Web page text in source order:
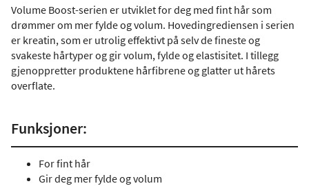
Volume Boost-serien er utviklet for deg med fint hår som
drømmer om mer fylde og volum. Hovedingrediensen i serien
er kreatin, som er utrolig effektivt på selv de fineste og
svakeste hårtyper og gir volum, fylde og elastisitet. I tillegg
gjenoppretter produktene hårfibrene og glatter ut hårets
overflate.
Funksjoner:
For fint hår
Gir deg mer fylde og volum